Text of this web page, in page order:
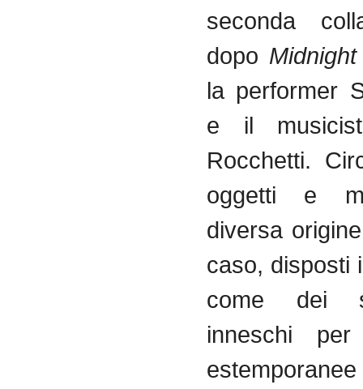
seconda
dopo
la performer
e il
Rocchetti.
oggetti e
diversa
caso, disposti
come dei
inneschi per